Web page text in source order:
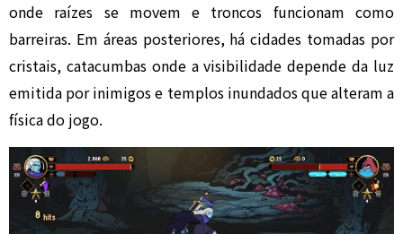
onde raízes se movem e troncos funcionam como
barreiras. Em áreas posteriores, há cidades tomadas por
cristais, catacumbas onde a visibilidade depende da luz
emitida por inimigos e templos inundados que alteram a
física do jogo.